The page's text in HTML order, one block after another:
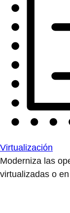
Virtualización
Moderniza las
virtualizadas o